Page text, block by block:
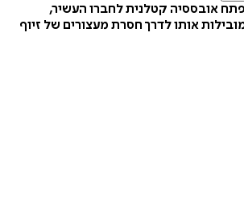
קטלנית לחברו העשיר,
אותו לדרך חסרת מעצורים של זיוף